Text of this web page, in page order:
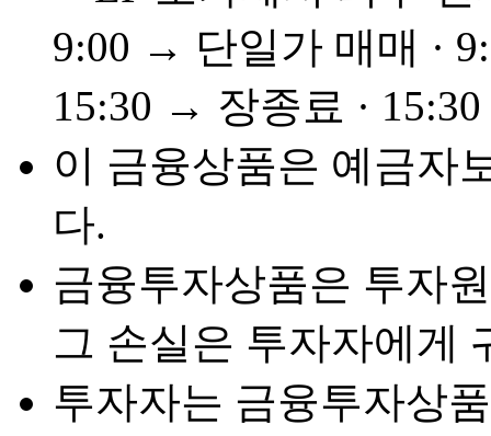
이 금융상품은 예금자
다.
금융투자상품은 투자
그 손실은 투자자에게
투자자는 금융투자상